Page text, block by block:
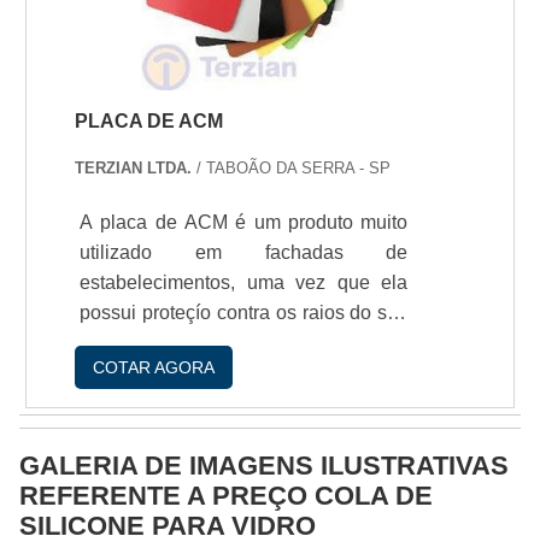
razío das características como alta
resistência química,.
PLACA DE ACM
TERZIAN LTDA. / TABOÃO DA SERRA - SP
A placa de ACM é um produto muito
utilizado em fachadas de
estabelecimentos, uma vez que ela
possui proteçío contra os raios do sol,
o que proporciona mais a
durabilidade ao seu acabamento.
Além disso, ela apresenta resistência
às impurezas do ar e a intempéries e
pode ser usada em paredes, já que é
capaz de refrescar o local. Com isso,
é possível reduzir as despesas com
COTAR AGORA
GALERIA DE IMAGENS ILUSTRATIVAS
REFERENTE A PREÇO COLA DE
SILICONE PARA VIDRO